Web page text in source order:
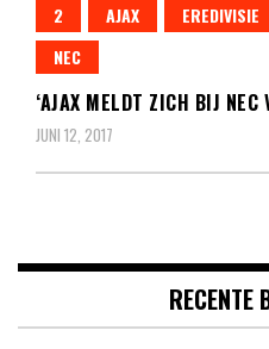
2 AJAX EREDIVISIE
NEC
‘AJAX MELDT ZICH BIJ NEC
JUNI 12, 2017
RECENTE